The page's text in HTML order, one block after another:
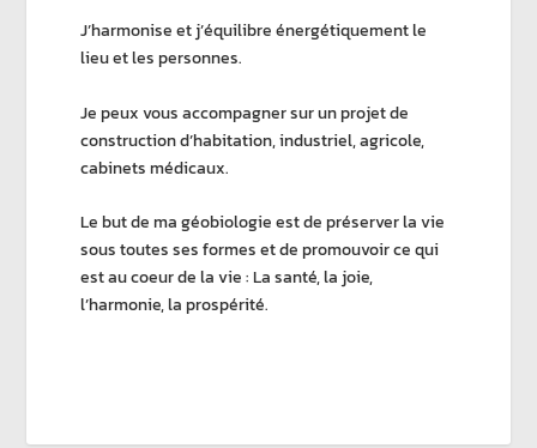
J’harmonise et j’équilibre énergétiquement le
lieu et les personnes.
Je peux vous accompagner sur un projet de
construction d’habitation, industriel, agricole,
cabinets médicaux.
Le but de ma géobiologie est de préserver la vie
sous toutes ses formes et de promouvoir ce qui
est au coeur de la vie : La santé, la joie,
l’harmonie, la prospérité.